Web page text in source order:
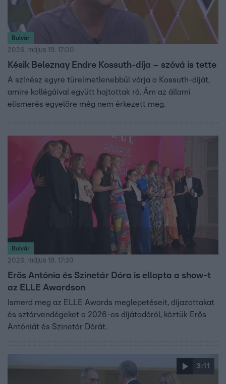
Bulvár
2026. május 19. 17:00
Késik Beleznay Endre Kossuth-díja – szóvá is tette
A színész egyre türelmetlenebbül várja a Kossuth-díját,
amire kollégáival együtt hajtottak rá. Ám az állami
elismerés egyelőre még nem érkezett meg.
Bulvár
2026. május 18. 17:30
Erős Antónia és Szinetár Dóra is ellopta a show-t
az ELLE Awardson
Ismerd meg az ELLE Awards meglepetéseit, díjazottakat
és sztárvendégeket a 2026-os díjátadóról, köztük Erős
Antóniát és Szinetár Dórát.
3:11